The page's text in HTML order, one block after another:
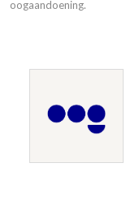
oogaandoening.